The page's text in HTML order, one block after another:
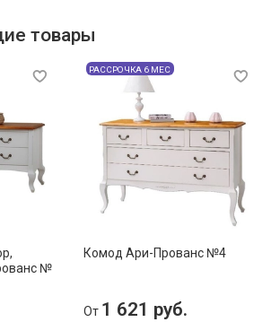
товары
№
РАССРОЧКА 6 МЕС
Комод Ари-Прованс №4
От 1 621 руб.